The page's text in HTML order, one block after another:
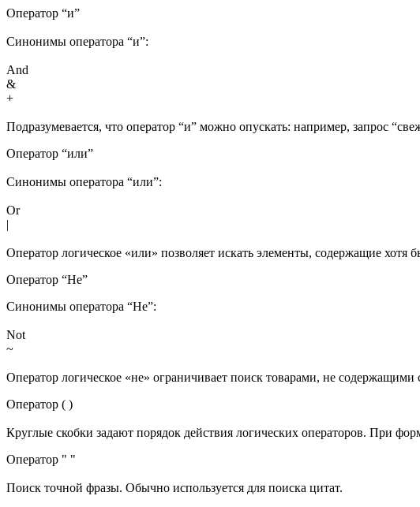
Оператор “и”
Синонимы оператора “и”:
And
&
+
Подразумевается, что оператор “и” можно опускать: например, запрос
Оператор “или”
Синонимы оператора “или”:
Or
|
Оператор логическое «или» позволяет искать элементы, содержащие хотя
Оператор “Не”
Синонимы оператора “Не”:
Not
~
Оператор логическое «не» ограничивает поиск товарами, не содержащими
Оператор ( )
Круглые скобки задают порядок действия логических операторов. При
Оператор " "
Поиск точной фразы. Обычно используется для поиска цитат.